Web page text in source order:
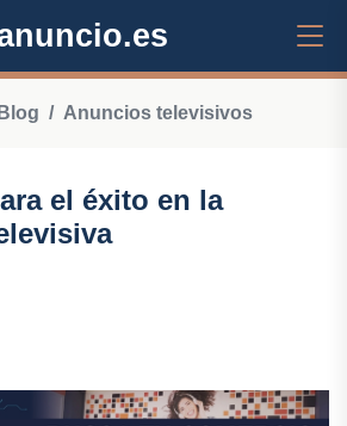
Blog Anuncios televisivos
el éxito en la